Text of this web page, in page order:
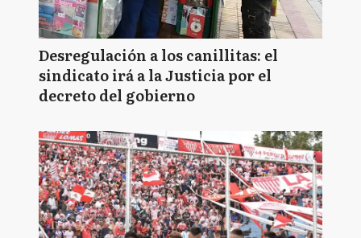
Desregulación a los canillitas: el
sindicato irá a la Justicia por el
decreto del gobierno